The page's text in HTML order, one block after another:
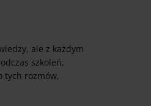
ale z każdym
szkoleń,
tych rozmów,